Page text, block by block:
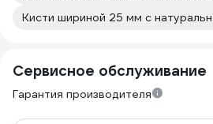
Кисти шириной 25 мм с
Сервисное обслуживание
Гарантия производителя